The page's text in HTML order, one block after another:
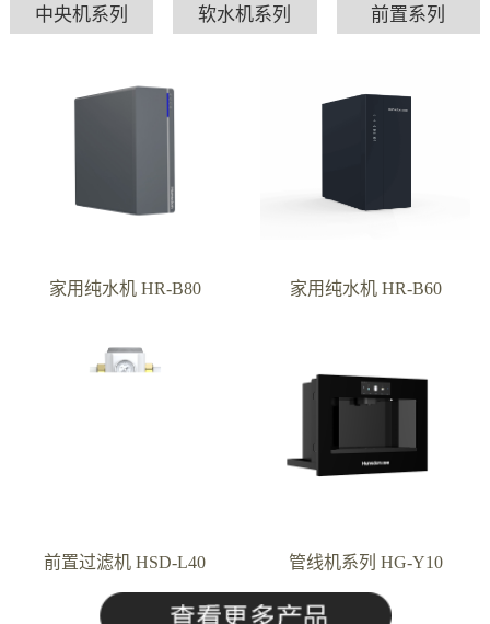
中央机系列 软水机系列 前置系列
家用纯水机 HR-B80 家用纯水机 HR-B60
前置过滤机 HSD-L40 管线机系列 HG-Y10